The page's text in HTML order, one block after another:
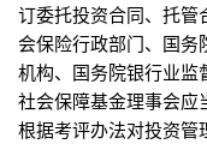
订委托投资合同、托管
会保险行政部门、国务
机构、国务院银行业
社会保障基金理事会应
根据考评办法对投资管